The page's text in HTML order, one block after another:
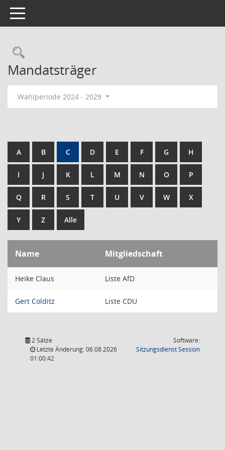
Toggle navigation
Rechercheauswahl
Mandatsträger
Wahlperiode 2024 - 2029
A B C D E F G H
I J K L M N O P
Q R S T U V W X
Y Z Alle
Name Mitgliedschaft
Heike Claus Liste AfD
Gert Colditz Liste CDU
2 Sätze
Letzte Änderung: 06.08.2026
01:00:42
Software:
SitzungsdienstSession(Wird in